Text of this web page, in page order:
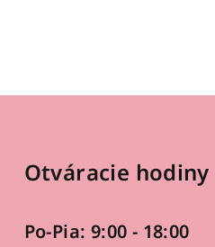
Otváracie hodiny
Po-Pia: 9:00 - 18:00